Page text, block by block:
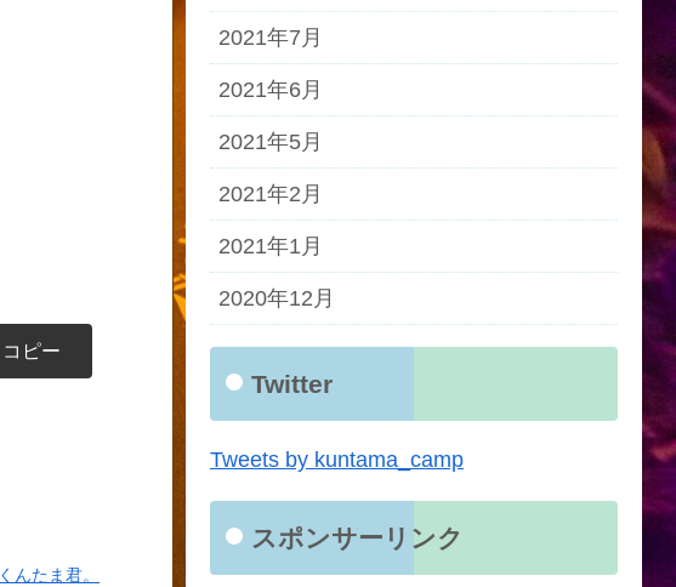
コピー
くんたま君。
2021年7月
2021年6月
2021年5月
2021年2月
2021年1月
2020年12月
Twitter
Tweets by kuntama_camp
スポンサーリンク